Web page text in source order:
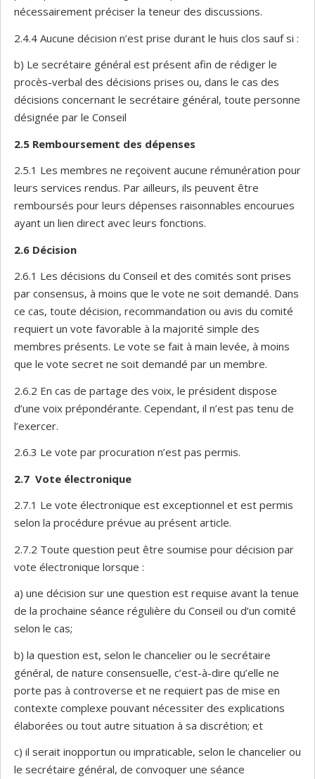
nécessairement préciser la teneur des discussions.
2.4.4 Aucune décision n’est prise durant le huis clos sauf si :
b) Le secrétaire général est présent afin de rédiger le
procès-verbal des décisions prises ou, dans le cas des
décisions concernant le secrétaire général, toute personne
désignée par le Conseil
2.5 Remboursement des dépenses
2.5.1 Les membres ne reçoivent aucune rémunération pour
leurs services rendus. Par ailleurs, ils peuvent être
remboursés pour leurs dépenses raisonnables encourues
ayant un lien direct avec leurs fonctions.
2.6 Décision
2.6.1 Les décisions du Conseil et des comités sont prises
par consensus, à moins que le vote ne soit demandé. Dans
ce cas, toute décision, recommandation ou avis du comité
requiert un vote favorable à la majorité simple des
membres présents. Le vote se fait à main levée, à moins
que le vote secret ne soit demandé par un membre.
2.6.2 En cas de partage des voix, le président dispose
d’une voix prépondérante. Cependant, il n’est pas tenu de
l’exercer.
2.6.3 Le vote par procuration n’est pas permis.
2.7 Vote électronique
2.7.1 Le vote électronique est exceptionnel et est permis
selon la procédure prévue au présent article.
2.7.2 Toute question peut être soumise pour décision par
vote électronique lorsque :
a) une décision sur une question est requise avant la tenue
de la prochaine séance régulière du Conseil ou d’un comité
selon le cas;
b) la question est, selon le chancelier ou le secrétaire
général, de nature consensuelle, c’est-à-dire qu’elle ne
porte pas à controverse et ne requiert pas de mise en
contexte complexe pouvant nécessiter des explications
élaborées ou tout autre situation à sa discrétion; et
c) il serait inopportun ou impraticable, selon le chancelier ou
le secrétaire général, de convoquer une séance